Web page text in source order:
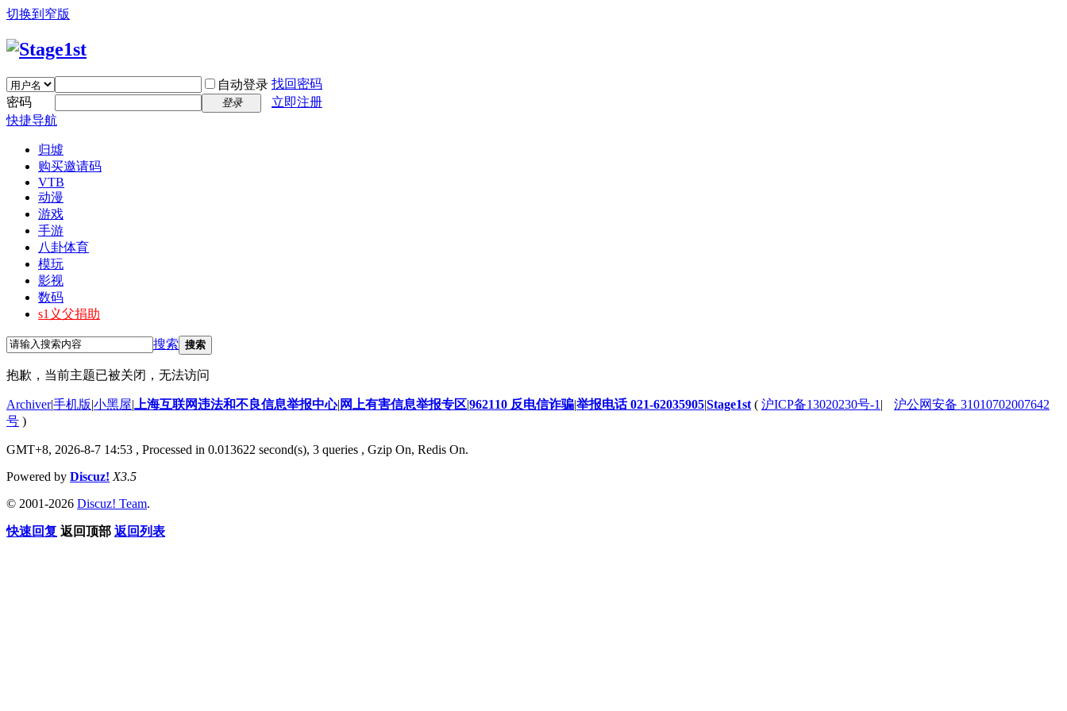
切换到窄版
自动登录 找回密码
密码
登录
立即注册
快捷导航
归墟
购买邀请码
VTB
动漫
游戏
手游
八卦体育
模玩
影视
数码
s1义父捐助
搜索 搜索
抱歉，当前主题已被关闭，无法访问
Archiver|手机版|小黑屋| 上海互联网违法和不良信息举报中心| 网上有害信息举报专区|962110 反电信诈骗|举报电话 021-62035905|Stage1st ( 沪ICP备13020230号-1 |
沪公网安备 31010702007642
号 )
GMT+8, 2026-8-7 14:53 , Processed in 0.013622 second(s), 3 queries , Gzip On, Redis On.
Powered by Discuz! X3.5
© 2001-2026 Discuz! Team.
快速回复 返回顶部 返回列表